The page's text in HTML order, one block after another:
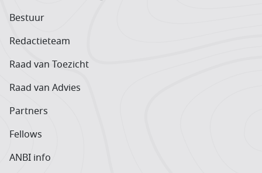
Bestuur
Redactieteam
Raad van Toezicht
Raad van Advies
Partners
Fellows
ANBI info